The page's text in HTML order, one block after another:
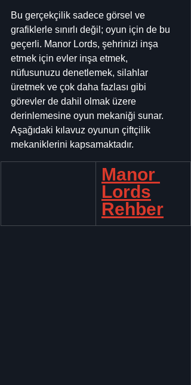
Bu gerçekçilik sadece görsel ve
grafiklerle sınırlı değil; oyun için de bu
geçerli. Manor Lords, şehrinizi inşa
etmek için evler inşa etmek,
nüfusunuzu denetlemek, silahlar
üretmek ve çok daha fazlası gibi
görevler de dahil olmak üzere
derinlemesine oyun mekaniği sunar.
Aşağıdaki kılavuz oyunun çiftçilik
mekaniklerini kapsamaktadır.
Manor
Lords
Rehber